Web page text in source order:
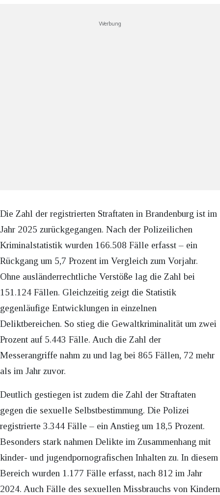
Werbung
Die Zahl der registrierten Straftaten in Brandenburg ist im
Jahr 2025 zurückgegangen. Nach der Polizeilichen
Kriminalstatistik wurden 166.508 Fälle erfasst – ein
Rückgang um 5,7 Prozent im Vergleich zum Vorjahr.
Ohne ausländerrechtliche Verstöße lag die Zahl bei
151.124 Fällen. Gleichzeitig zeigt die Statistik
gegenläufige Entwicklungen in einzelnen
Deliktbereichen. So stieg die Gewaltkriminalität um zwei
Prozent auf 5.443 Fälle. Auch die Zahl der
Messerangriffe nahm zu und lag bei 865 Fällen, 72 mehr
als im Jahr zuvor.
Deutlich gestiegen ist zudem die Zahl der Straftaten
gegen die sexuelle Selbstbestimmung. Die Polizei
registrierte 3.344 Fälle – ein Anstieg um 18,5 Prozent.
Besonders stark nahmen Delikte im Zusammenhang mit
kinder- und jugendpornografischen Inhalten zu. In diesem
Bereich wurden 1.177 Fälle erfasst, nach 812 im Jahr
2024. Auch Fälle des sexuellen Missbrauchs von Kindern